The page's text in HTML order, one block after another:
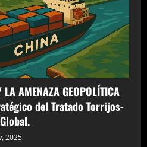
AMENAZA GEOPOLÍTICA
del Tratado Torrijos-
2025